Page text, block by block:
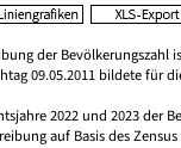
der Bevölkerungszahl
09.05.2011 bildete für
2022 und 2023 der
auf Basis des